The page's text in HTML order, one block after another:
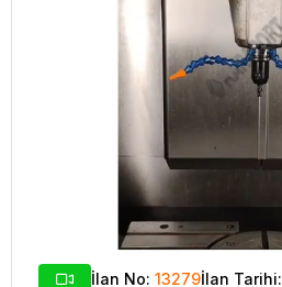
İlan No: 13279İlan Tarihi: